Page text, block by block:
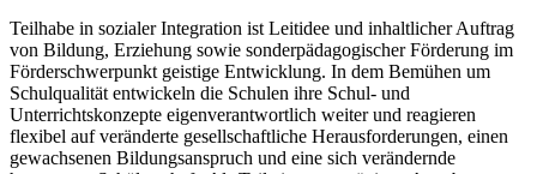
Teilhabe in sozialer Integration ist Leitidee und inhaltlicher Auftrag
von Bildung, Erziehung sowie sonderpädagogischer Förderung im
Förderschwerpunkt geistige Entwicklung. In dem Bemühen um
Schulqualität entwickeln die Schulen ihre Schul- und
Unterrichtskonzepte eigenverantwortlich weiter und reagieren
flexibel auf veränderte gesellschaftliche Herausforderungen, einen
gewachsenen Bildungsanspruch und eine sich verändernde